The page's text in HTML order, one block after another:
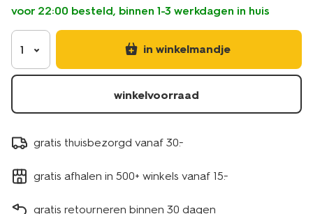
-
-4-
stuks-
11870227.html
voor 22:00 besteld, binnen 1-3 werkdagen in huis
1 in winkelmandje
winkelvoorraad
gratis thuisbezorgd vanaf 30.-
gratis afhalen in 500+ winkels vanaf 15.-
gratis retourneren binnen 30 dagen